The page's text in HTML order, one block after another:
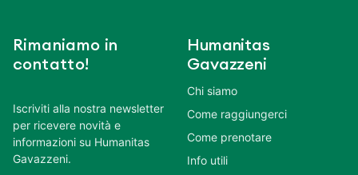
Rimaniamo in
contatto!
Iscriviti alla nostra newsletter
per ricevere novità e
informazioni su Humanitas
Gavazzeni.
Humanitas
Gavazzeni
Chi siamo
Come raggiungerci
Come prenotare
Info utili